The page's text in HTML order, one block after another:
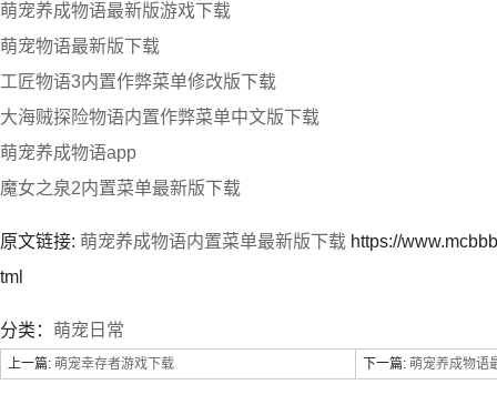
萌宠养成物语最新版游戏下载
萌宠物语最新版下载
工匠物语3内置作弊菜单修改版下载
大海贼探险物语内置作弊菜单中文版下载
萌宠养成物语app
魔女之泉2内置菜单最新版下载
原文链接: 萌宠养成物语内置菜单最新版下载 https://
tml
分类： 萌宠日常
上一篇: 萌宠幸存者游戏下载 下一篇: 萌宠养成物语